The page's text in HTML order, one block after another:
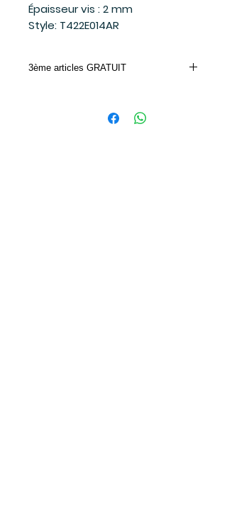
Épaisseur vis : 2 mm
Style: T422E014AR
3ème articles GRATUIT
Entrez le code promo dans votre panier